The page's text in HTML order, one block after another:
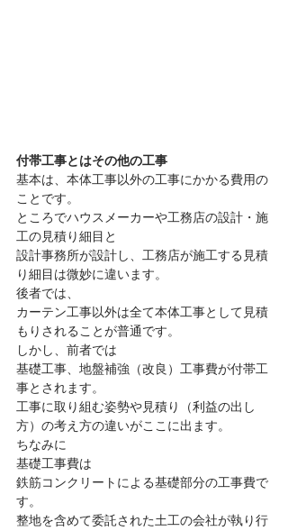
付帯工事とはその他の工事
基本は、本体工事以外の工事にかかる費用の
ことです。
ところでハウスメーカーや工務店の設計・施
工の見積り細目と
設計事務所が設計し、工務店が施工する見積
り細目は微妙に違います。
後者では、
カーテン工事以外は全て本体工事として見積
もりされることが普通です。
しかし、前者では
基礎工事、地盤補強（改良）工事費が付帯工
事とされます。
工事に取り組む姿勢や見積り（利益の出し
方）の考え方の違いがここに出ます。
ちなみに
基礎工事費は
鉄筋コンクリートによる基礎部分の工事費で
す。
整地を含めて委託された土工の会社が執り行